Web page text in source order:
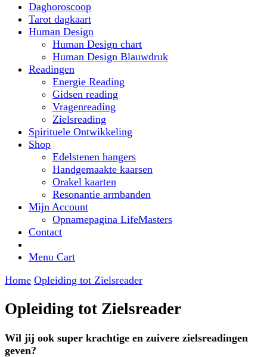
Daghoroscoop
Tarot dagkaart
Human Design
Human Design chart
Human Design Blauwdruk
Readingen
Energie Reading
Gidsen reading
Vragenreading
Zielsreading
Spirituele Ontwikkeling
Shop
Edelstenen hangers
Handgemaakte kaarsen
Orakel kaarten
Resonantie armbanden
Mijn Account
Opnamepagina LifeMasters
Contact
Menu Cart
Home Opleiding tot Zielsreader
Opleiding tot Zielsreader
Wil jij ook super krachtige en zuivere zielsreadingen
geven?